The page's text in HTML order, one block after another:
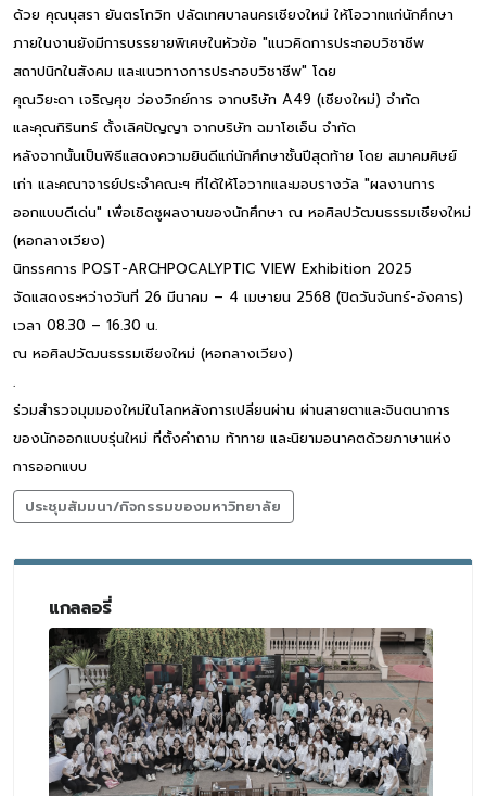
ด้วย คุณนุสรา ยันตรโกวิท ปลัดเทศบาลนครเชียงใหม่ ให้โอวาทแก่นักศึกษา
ภายในงานยังมีการบรรยายพิเศษในหัวข้อ "แนวคิดการประกอบวิชาชีพ
สถาปนิกในสังคม และแนวทางการประกอบวิชาชีพ" โดย
คุณวิยะดา เจริญศุข ว่องวิกย์การ จากบริษัท A49 (เชียงใหม่) จำกัด
และคุณกิรินทร์ ตั้งเลิศปัญญา จากบริษัท ฉมาโซเอ็น จำกัด
หลังจากนั้นเป็นพิธีแสดงความยินดีแก่นักศึกษาชั้นปีสุดท้าย โดย สมาคมศิษย์
เก่า และคณาจารย์ประจำคณะฯ ที่ได้ให้โอวาทและมอบรางวัล "ผลงานการ
ออกแบบดีเด่น" เพื่อเชิดชูผลงานของนักศึกษา ณ หอศิลปวัฒนธรรมเชียงใหม่
(หอกลางเวียง)
นิทรรศการ POST-ARCHPOCALYPTIC VIEW Exhibition 2025
จัดแสดงระหว่างวันที่ 26 มีนาคม – 4 เมษายน 2568 (ปิดวันจันทร์-อังคาร)
เวลา 08.30 – 16.30 น.
ณ หอศิลปวัฒนธรรมเชียงใหม่ (หอกลางเวียง)
.
ร่วมสำรวจมุมมองใหม่ในโลกหลังการเปลี่ยนผ่าน ผ่านสายตาและจินตนาการ
ของนักออกแบบรุ่นใหม่ ที่ตั้งคำถาม ท้าทาย และนิยามอนาคตด้วยภาษาแห่ง
การออกแบบ
ประชุมสัมมนา/กิจกรรมของมหาวิทยาลัย
แกลลอรี่